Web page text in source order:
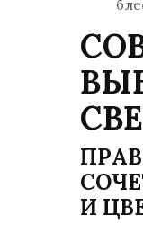
И